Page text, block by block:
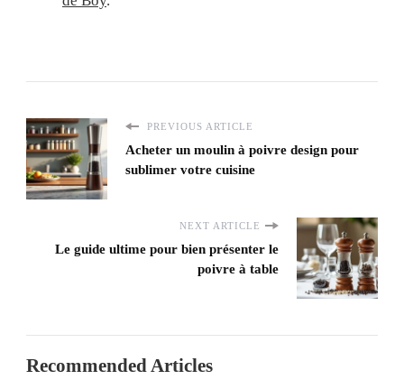
PREVIOUS ARTICLE
Acheter un moulin à poivre design pour
sublimer votre cuisine
NEXT ARTICLE
Le guide ultime pour bien présenter le
poivre à table
Recommended Articles